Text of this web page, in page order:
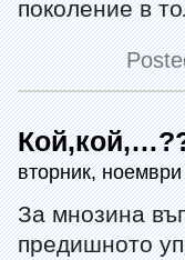
поколение в
вторник,
За мнозина
предишното